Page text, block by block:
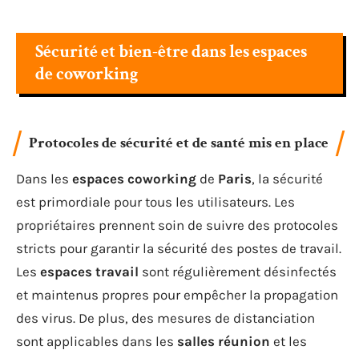
Sécurité et bien-être dans les espaces
de coworking
Protocoles de sécurité et de santé mis en place
Dans les espaces coworking de Paris, la sécurité
est primordiale pour tous les utilisateurs. Les
propriétaires prennent soin de suivre des protocoles
stricts pour garantir la sécurité des postes de travail.
Les espaces travail sont régulièrement désinfectés
et maintenus propres pour empêcher la propagation
des virus. De plus, des mesures de distanciation
sont applicables dans les salles réunion et les